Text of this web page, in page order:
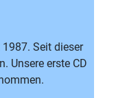
Seit dieser
Unsere erste CD